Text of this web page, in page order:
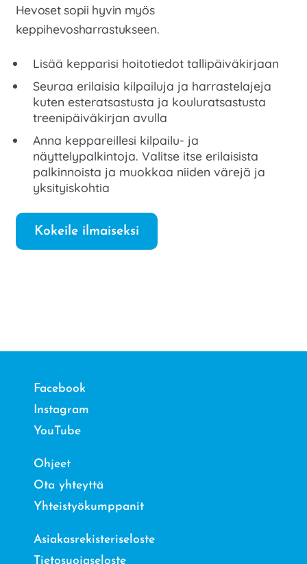
Hevoset sopii hyvin myös
keppihevosharrastukseen.
Lisää kepparisi hoitotiedot tallipäiväkirjaan
Seuraa erilaisia kilpailuja ja harrastelajeja
kuten esteratsastusta ja kouluratsastusta
treenipäiväkirjan avulla
Anna keppareillesi kilpailu- ja
näyttelypalkintoja. Valitse itse erilaisista
palkinnoista ja muokkaa niiden värejä ja
yksityiskohtia
Kokeile ilmaiseksi
Facebook
Instagram
YouTube
Ohjeet
Ota yhteyttä
Yhteistyökumppanit
Asiakasrekisteriseloste
Tietosuojaseloste